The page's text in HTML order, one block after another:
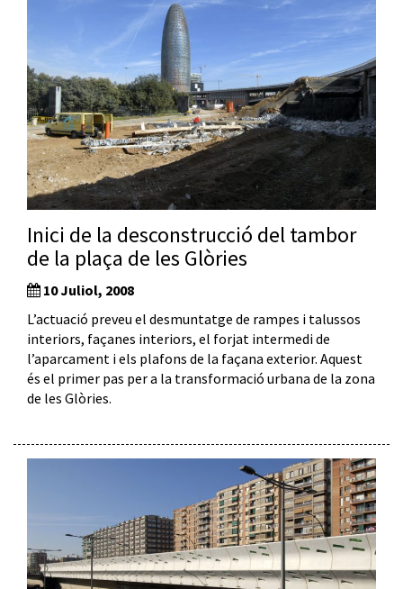
Inici de la desconstrucció del tambor
de la plaça de les Glòries
10 Juliol, 2008
L’actuació preveu el desmuntatge de rampes i talussos
interiors, façanes interiors, el forjat intermedi de
l’aparcament i els plafons de la façana exterior. Aquest
és el primer pas per a la transformació urbana de la zona
de les Glòries.